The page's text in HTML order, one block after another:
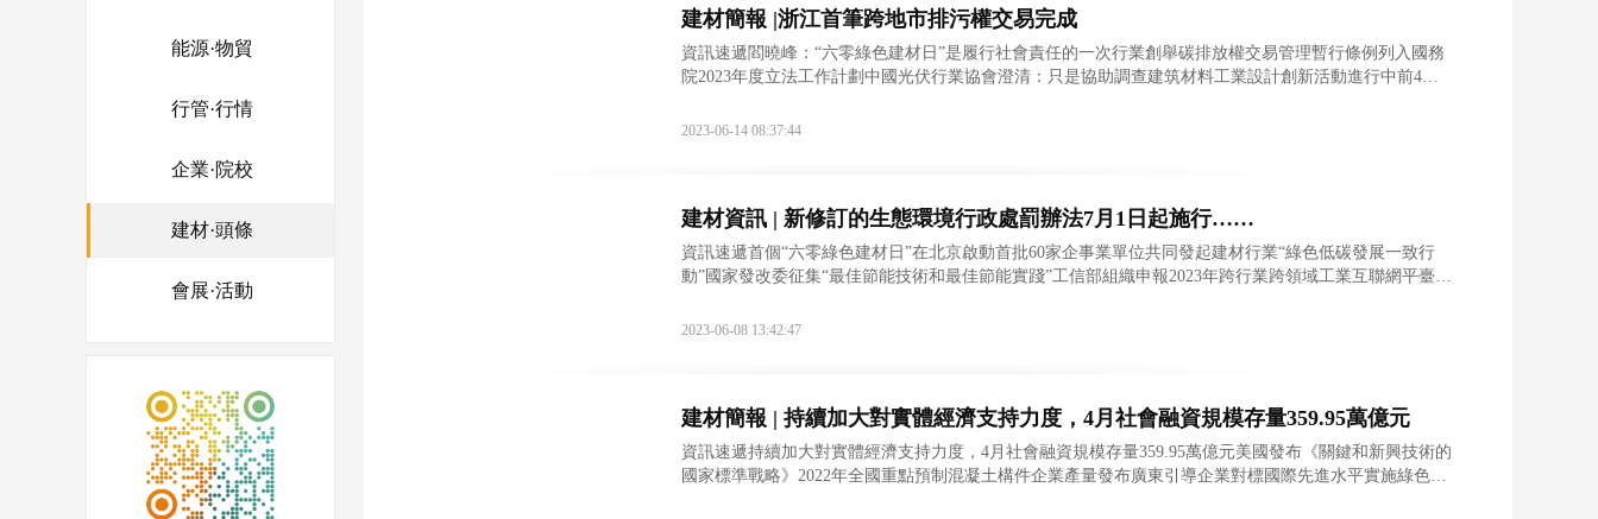
能源·物貿
行管·行情
企業·院校
建材·頭條
會展·活動
建材簡報 |浙江首筆跨地市排污權交易完成
資訊速遞閻曉峰：“六零綠色建材日”是履行社會責任的一次行業創舉碳排放權交易管理暫行條例列入國務
院2023年度立法工作計劃中國光伏行業協會澄清：只是協助調查建筑材料工業設計創新活動進行中前4月
2023-06-14 08:37:44
建材資訊 | 新修訂的生態環境行政處罰辦法7月1日起施行……
資訊速遞首個“六零綠色建材日”在北京啟動首批60家企事業單位共同發起建材行業“綠色低碳發展一致行
動”國家發改委征集“最佳節能技術和最佳節能實踐”工信部組織申報2023年跨行業跨領域工業互聯網平臺新
2023-06-08 13:42:47
建材簡報 | 持續加大對實體經濟支持力度，4月社會融資規模存量359.95萬億元
資訊速遞持續加大對實體經濟支持力度，4月社會融資規模存量359.95萬億元美國發布《關鍵和新興技術的
國家標準戰略》2022年全國重點預制混凝土構件企業產量發布廣東引導企業對標國際先進水平實施綠色化